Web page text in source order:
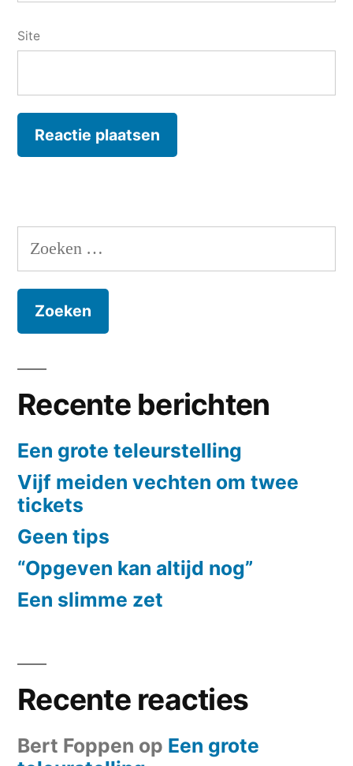
Site
Zoeken
naar:
Recente berichten
Een grote teleurstelling
Vijf meiden vechten om twee
tickets
Geen tips
“Opgeven kan altijd nog”
Een slimme zet
Recente reacties
Bert Foppen op Een grote